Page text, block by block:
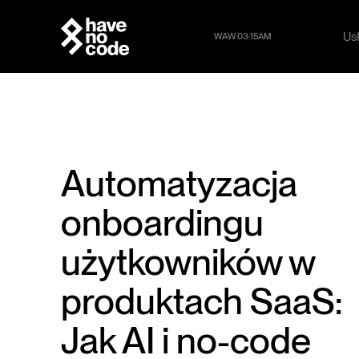
WAW 03:15AM
Automatyzacja
onboardingu
użytkowników w
produktach SaaS:
Jak AI i no-code